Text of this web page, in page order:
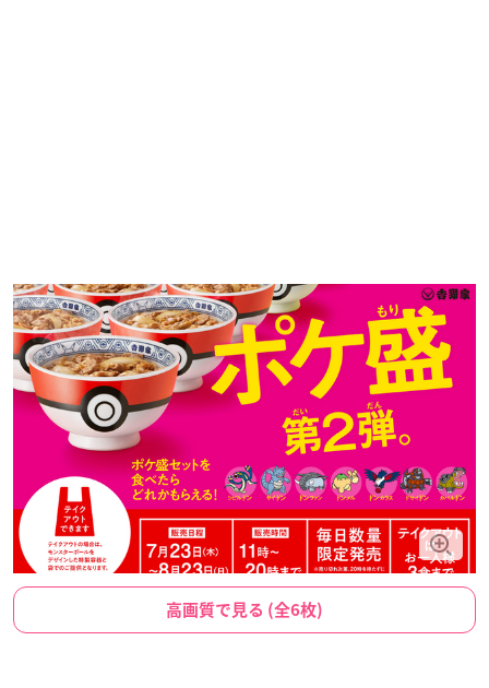
高画質で見る (全6枚)